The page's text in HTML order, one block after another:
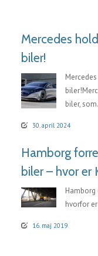
Mercedes
biler!
biler,
30. april 2024
Hamborg
biler – hvor er
hvorfor
16. maj 2019